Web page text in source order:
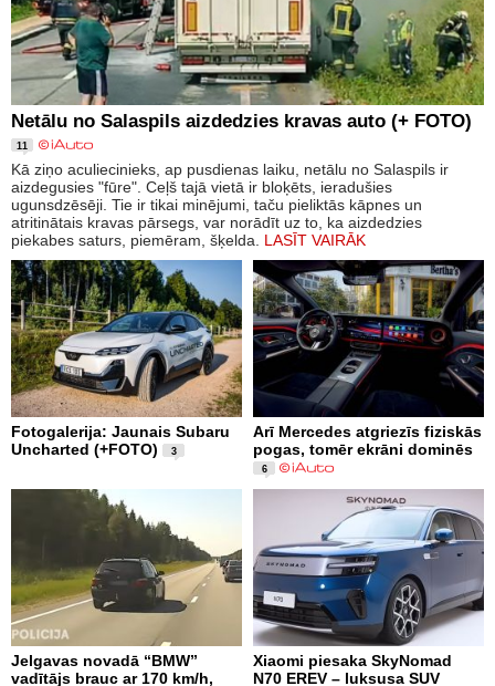
Netālu no Salaspils aizdedzies kravas auto (+ FOTO)
11
Kā ziņo aculiecinieks, ap pusdienas laiku, netālu no Salaspils ir
aizdegusies "fūre". Ceļš tajā vietā ir bloķēts, ieradušies
ugunsdzēsēji. Tie ir tikai minējumi, taču pieliktās kāpnes un
atritinātais kravas pārsegs, var norādīt uz to, ka aizdedzies
piekabes saturs, piemēram, šķelda. LASĪT VAIRĀK
Fotogalerija: Jaunais Subaru
Uncharted (+FOTO)
3
Arī Mercedes atgriezīs fiziskās
pogas, tomēr ekrāni dominēs
6
Jelgavas novadā “BMW”
vadītājs brauc ar 170 km/h,
Xiaomi piesaka SkyNomad
N70 EREV – luksusa SUV